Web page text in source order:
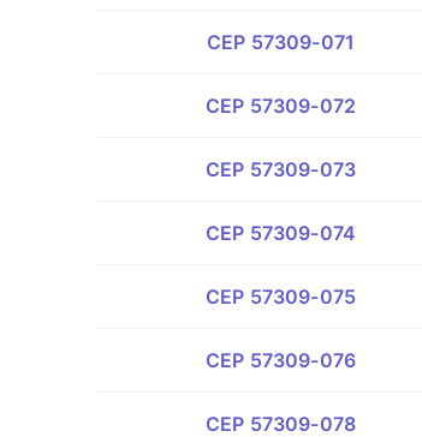
CEP 57309-071
CEP 57309-072
CEP 57309-073
CEP 57309-074
CEP 57309-075
CEP 57309-076
CEP 57309-078